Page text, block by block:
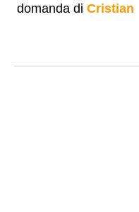
domanda di Cristian